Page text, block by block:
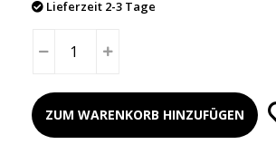
Lieferzeit 2-3 Tage
ZUM WARENKORB HINZUFÜGEN